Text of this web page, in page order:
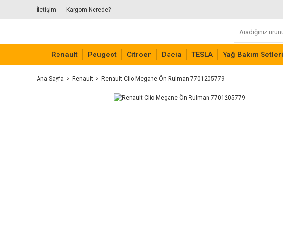
İletişim Kargom Nerede?
Renault Peugeot Citroen Dacia TESLA Yağ Bakım Setleri
Ana Sayfa Renault Renault Clio Megane Ön Rulman 7701205779